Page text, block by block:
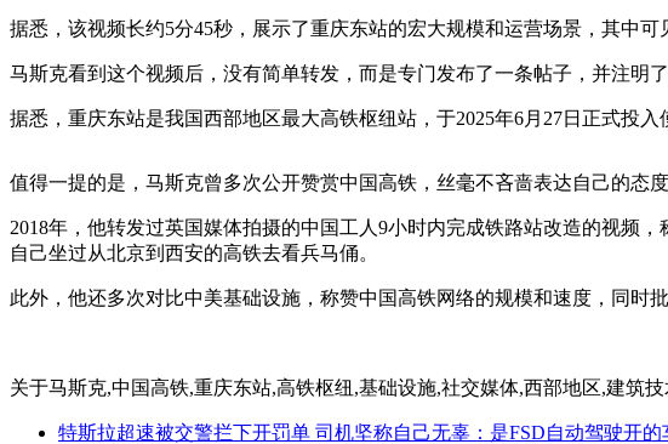
据悉，该视频长约5分45秒，展示了重庆东站的宏大规模和运营场景，其中
马斯克看到这个视频后，没有简单转发，而是专门发布了一条帖子，并注明
据悉，重庆东站是我国西部地区最大高铁枢纽站，于2025年6月27日正式投
值得一提的是，马斯克曾多次公开赞赏中国高铁，丝毫不吝啬表达自己的态度
2018年，他转发过英国媒体拍摄的中国工人9小时内完成铁路站改造的视频
自己坐过从北京到西安的高铁去看兵马俑。
此外，他还多次对比中美基础设施，称赞中国高铁网络的规模和速度，同时
关于马斯克,中国高铁,重庆东站,高铁枢纽,基础设施,社交媒体,西部地区,建筑
特斯拉超速被交警拦下开罚单 司机坚称自己无辜：是FSD自动驾驶开的